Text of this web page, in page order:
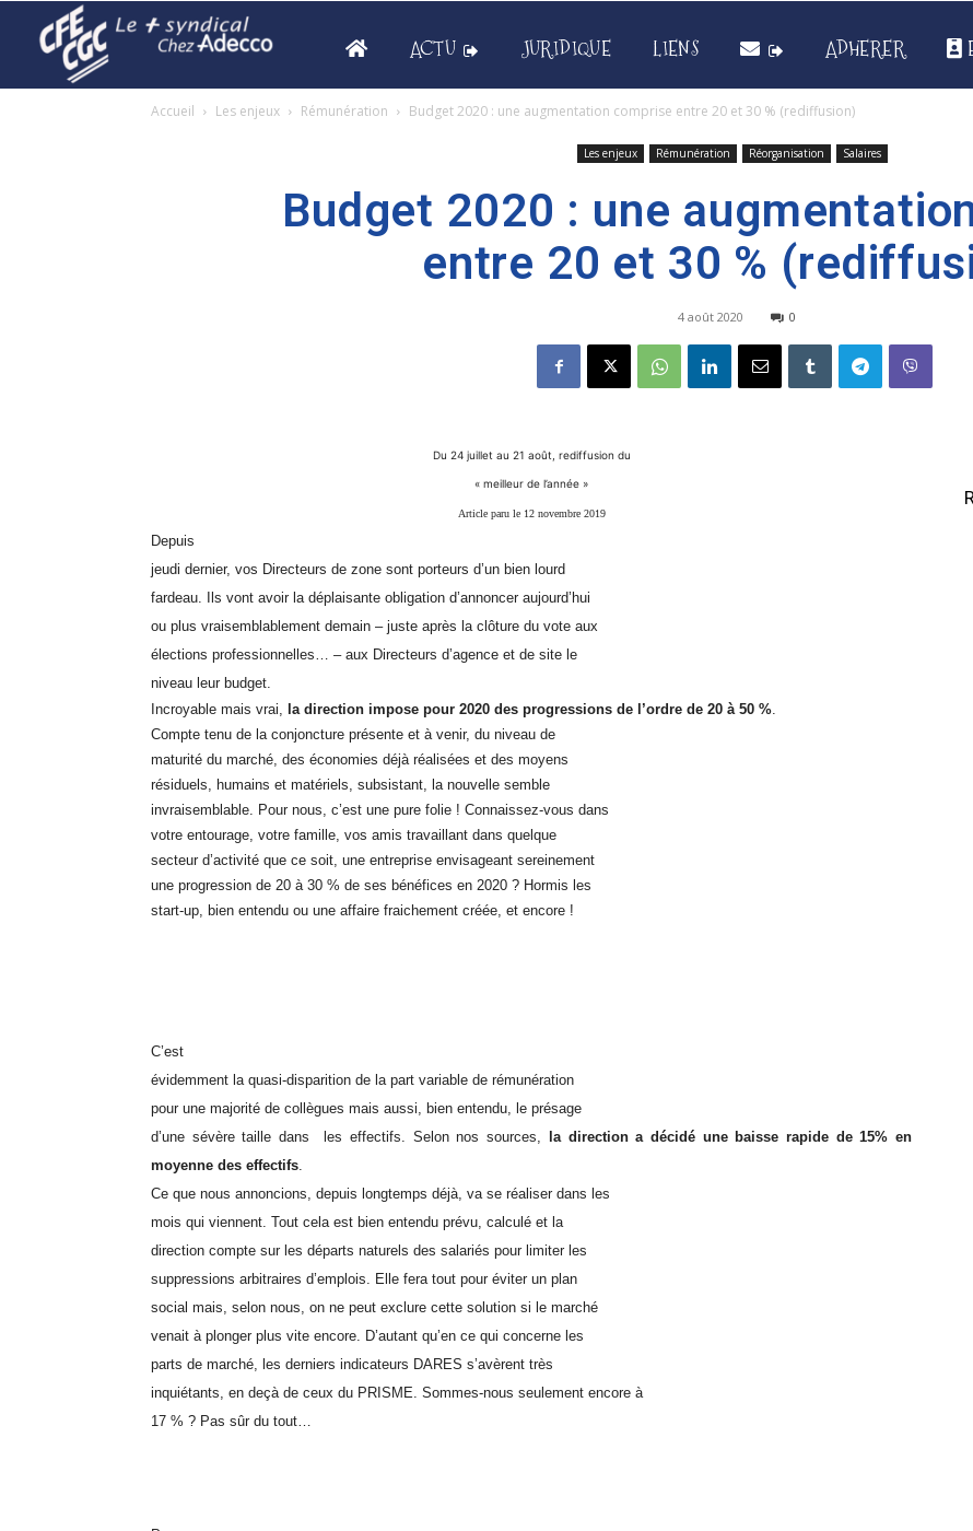
ACTU JURIDIQUE LIENS ADHERER
Accueil Les enjeux Rémunération Budget 2020 : une augmentation comprise entre 20 et 30 % (rediffusion)
Les enjeux Rémunération Réorganisation Salaires
Budget 2020 : une
entre 20 et 30 %
4 août 2020 0
Du 24 juillet au 21 août, rediffusion du
« meilleur de l’année »
Article paru le 12 novembre 2019
Depuis
jeudi dernier, vos Directeurs de zone sont porteurs d’un bien lourd
fardeau. Ils vont avoir la déplaisante obligation d’annoncer aujourd’hui
ou plus vraisemblablement demain – juste après la clôture du vote aux
élections professionnelles… – aux Directeurs d’agence et de site le
niveau leur budget.
Incroyable mais vrai, la direction impose pour 2020 des progressions de l’ordre de 20 à 50 %.
Compte tenu de la conjoncture présente et à venir, du niveau de
maturité du marché, des économies déjà réalisées et des moyens
résiduels, humains et matériels, subsistant, la nouvelle semble
invraisemblable. Pour nous, c’est une pure folie ! Connaissez-vous dans
votre entourage, votre famille, vos amis travaillant dans quelque
secteur d’activité que ce soit, une entreprise envisageant sereinement
une progression de 20 à 30 % de ses bénéfices en 2020 ? Hormis les
start-up, bien entendu ou une affaire fraichement créée, et encore !
C’est
évidemment la quasi-disparition de la part variable de rémunération
pour une majorité de collègues mais aussi, bien entendu, le présage
d’une sévère taille dans les effectifs. Selon nos sources,
la direction a décidé une baisse rapide de 15% en
moyenne des effectifs.
Ce que nous annoncions, depuis longtemps déjà, va se réaliser dans les
mois qui viennent. Tout cela est bien entendu prévu, calculé et la
direction compte sur les départs naturels des salariés pour limiter les
suppressions arbitraires d’emplois. Elle fera tout pour éviter un plan
social mais, selon nous, on ne peut exclure cette solution si le marché
venait à plonger plus vite encore. D’autant qu’en ce qui concerne les
parts de marché, les derniers indicateurs DARES s’avèrent très
inquiétants, en deçà de ceux du PRISME. Sommes-nous seulement encore à
17 % ? Pas sûr du tout…